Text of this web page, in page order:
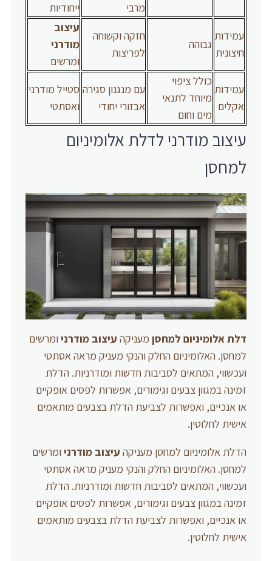
מרבי
ייחודיות
עמידות
חיצונית
גבוהה
חזקה וקשוחה
לפריצות
עיצוב
מודרני
ומרשים
עמידות
אקלים
כולל ציפוי
מיוחד לתנאי
מים וחום
עם מנגנון סגירה
אבזורי יחודי
סטייל מודרני
ואסתטי
עיצוב מודרני לדלת אלומיניום
למחסן
דלת אלומיניום למחסןמעניקה עיצוב מודרניומרשים
למחסן. האלומיניום החלק והנקי מעניק מראה אסתטי
ועכשווי, המתאים לסביבות חדשות ומודרניות. הדלת
זמינה במגוון צבעים וגימורים, אפשרות לפסים אופקיים
או אנכיים, ואפשרות לצביעת הדלת בצבעים מותאמים
אישית לחלוטין.
הדלת אלומיניום למחסן מעניקה עיצוב מודרניומרשים
למחסן. האלומיניום החלק והנקי מעניק מראה אסתטי
ועכשווי, המתאים לסביבות חדשות ומודרניות. הדלת
זמינה במגוון צבעים וגימורים, אפשרות לפסים אופקיים
או אנכיים, ואפשרות לצביעת הדלת בצבעים מותאמים
אישית לחלוטין.